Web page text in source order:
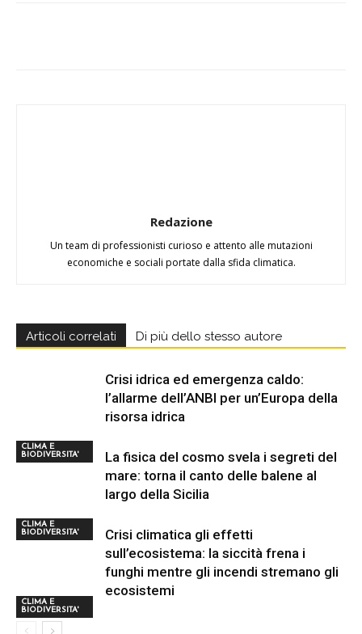
Redazione
Un team di professionisti curioso e attento alle mutazioni
economiche e sociali portate dalla sfida climatica.
Articoli correlati Di più dello stesso autore
CLIMA E
BIODIVERSITA'
Crisi idrica ed emergenza caldo:
l’allarme dell’ANBI per un’Europa della
risorsa idrica
CLIMA E
BIODIVERSITA'
La fisica del cosmo svela i segreti del
mare: torna il canto delle balene al
largo della Sicilia
CLIMA E
BIODIVERSITA'
Crisi climatica gli effetti
sull’ecosistema: la siccità frena i
funghi mentre gli incendi stremano gli
ecosistemi